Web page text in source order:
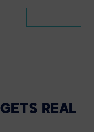
GETS REAL